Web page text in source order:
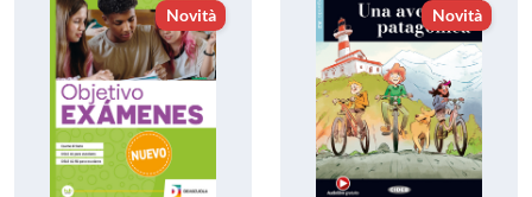
Novità Novità